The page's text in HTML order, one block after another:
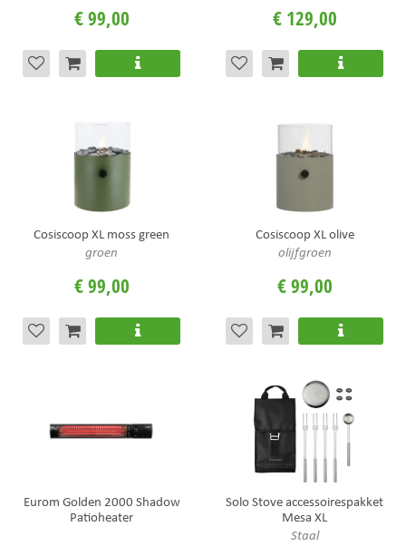
€99,00 € 129,00
Cosiscoop XL moss green
groen
€99,00
Cosiscoop XL olive
olijfgroen
€99,00
Eurom Golden 2000 Shadow
Patioheater
Solo Stove accessoirespakket
Mesa XL
Staal